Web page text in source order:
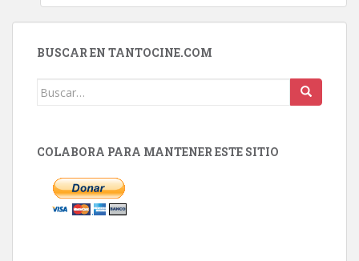
BUSCAR EN TANTOCINE.COM
Buscar:
COLABORA PARA MANTENER ESTE SITIO